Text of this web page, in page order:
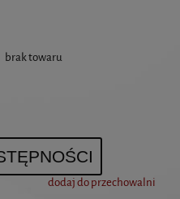
brak towaru
dodaj do przechowalni